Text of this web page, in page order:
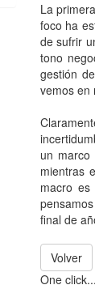
La
foco ha
de sufrir
tono
gestión
vemos en
un
mientras
macro
final de
Volver
One click...